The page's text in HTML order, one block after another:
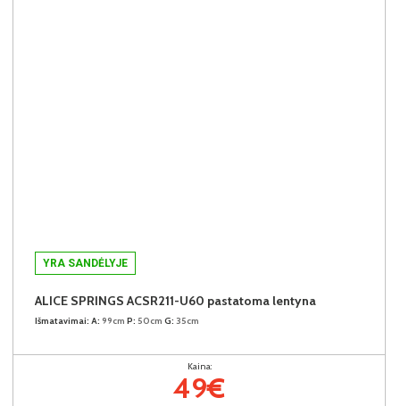
YRA SANDĖLYJE
ALICE SPRINGS ACSR211-U60 pastatoma lentyna
Išmatavimai: A: 99cm P: 50cm G: 35cm
Kaina:
49€